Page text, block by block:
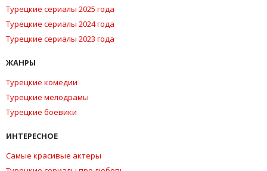
Турецкие сериалы 2025 года
Турецкие сериалы 2024 года
Турецкие сериалы 2023 года
ЖАНРЫ
Турецкие комедии
Турецкие мелодрамы
Турецкие боевики
ИНТЕРЕСНОЕ
Самые красивые актеры